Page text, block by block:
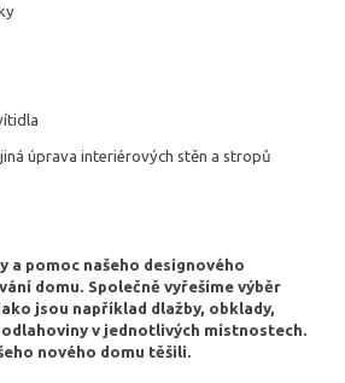
úprava interiérových stěn a stropů
pomoc našeho designového
domu. Společně vyřešíme výběr
jsou například dlažby, obklady,
v jednotlivých místnostech.
nového domu těšili.